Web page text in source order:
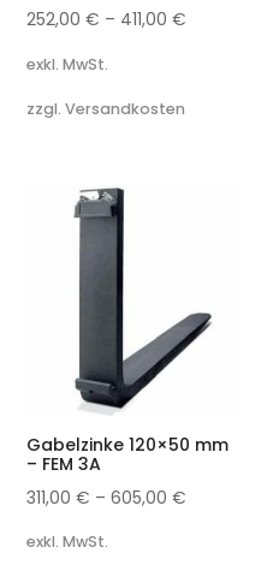
252,00 € – 411,00 €
exkl. MwSt.
zzgl. Versandkosten
Gabelzinke 120×50 mm
– FEM 3A
311,00 € – 605,00 €
exkl. MwSt.